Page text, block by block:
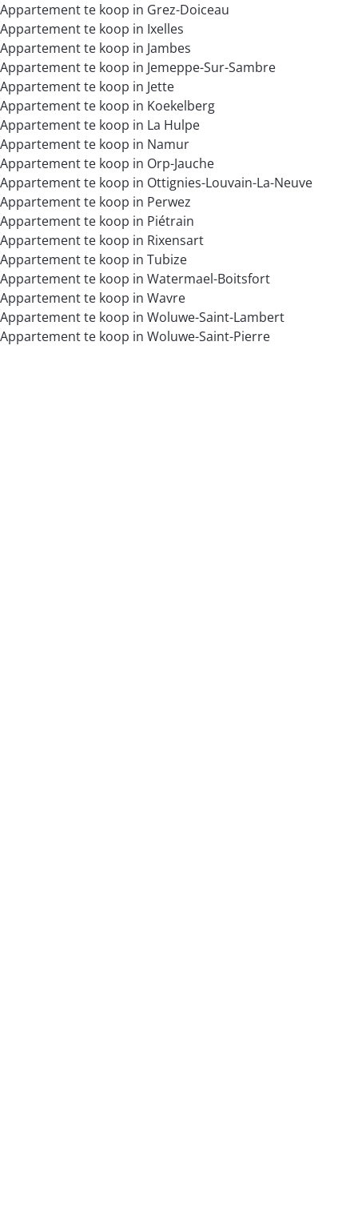
Appartement te koop in Grez-Doiceau
Appartement te koop in Ixelles
Appartement te koop in Jambes
Appartement te koop in Jemeppe-Sur-Sambre
Appartement te koop in Jette
Appartement te koop in Koekelberg
Appartement te koop in La Hulpe
Appartement te koop in Namur
Appartement te koop in Orp-Jauche
Appartement te koop in Ottignies-Louvain-La-Neuve
Appartement te koop in Perwez
Appartement te koop in Piétrain
Appartement te koop in Rixensart
Appartement te koop in Tubize
Appartement te koop in Watermael-Boitsfort
Appartement te koop in Wavre
Appartement te koop in Woluwe-Saint-Lambert
Appartement te koop in Woluwe-Saint-Pierre